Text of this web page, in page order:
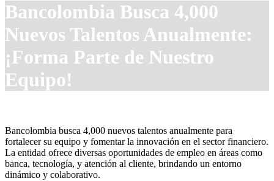
Bancolombia Busca 4,000
Nuevos Talentos Anualmente:
¡Forma Parte de Nuestro
Equipo!
Bancolombia busca 4,000 nuevos talentos anualmente para
fortalecer su equipo y fomentar la innovación en el sector financiero.
La entidad ofrece diversas oportunidades de empleo en áreas como
banca, tecnología, y atención al cliente, brindando un entorno
dinámico y colaborativo.